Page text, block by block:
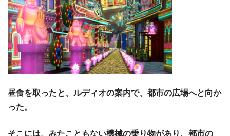
昼食を取ったと、ルディオの案内で、都市の広場へと向か
った。
そこには、みたこともない機械の乗り物があり、都市の